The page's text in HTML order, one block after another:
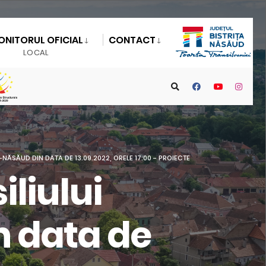
OFICIAL
LOCAL
CONTACT
DIN DATA DE 13.09.2022, ORELE 17:00 - PROIECTE
data de